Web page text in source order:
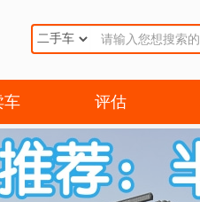
车 评估